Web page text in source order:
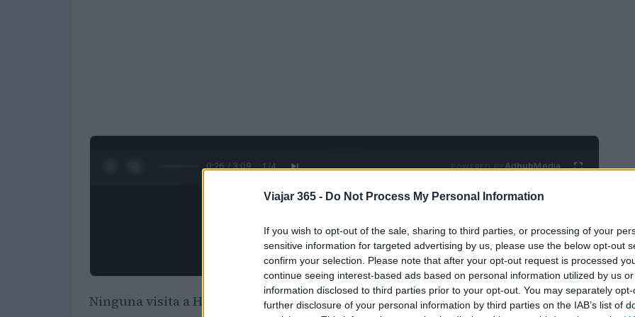
Viajar 365 - Do Not Process My Personal Information
If you wish to opt-out of the sale, sharing to third parties, or processing of your
sensitive information for targeted advertising by us, please use the below opt-out
confirm your selection. Please note that after your opt-out request is processed
continue seeing interest-based ads based on personal information utilized by us
information disclosed to third parties prior to your opt-out. You may separately
further disclosure of your personal information by third parties on the IAB’s list of
0:27 / 3:09 1/4 POWERED BY AdhubMedia
Ninguna visita a Holanda está completa sin una visita a la capital, Ámsterdam; sin